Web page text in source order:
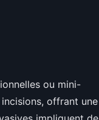
ou mini-
offrant une